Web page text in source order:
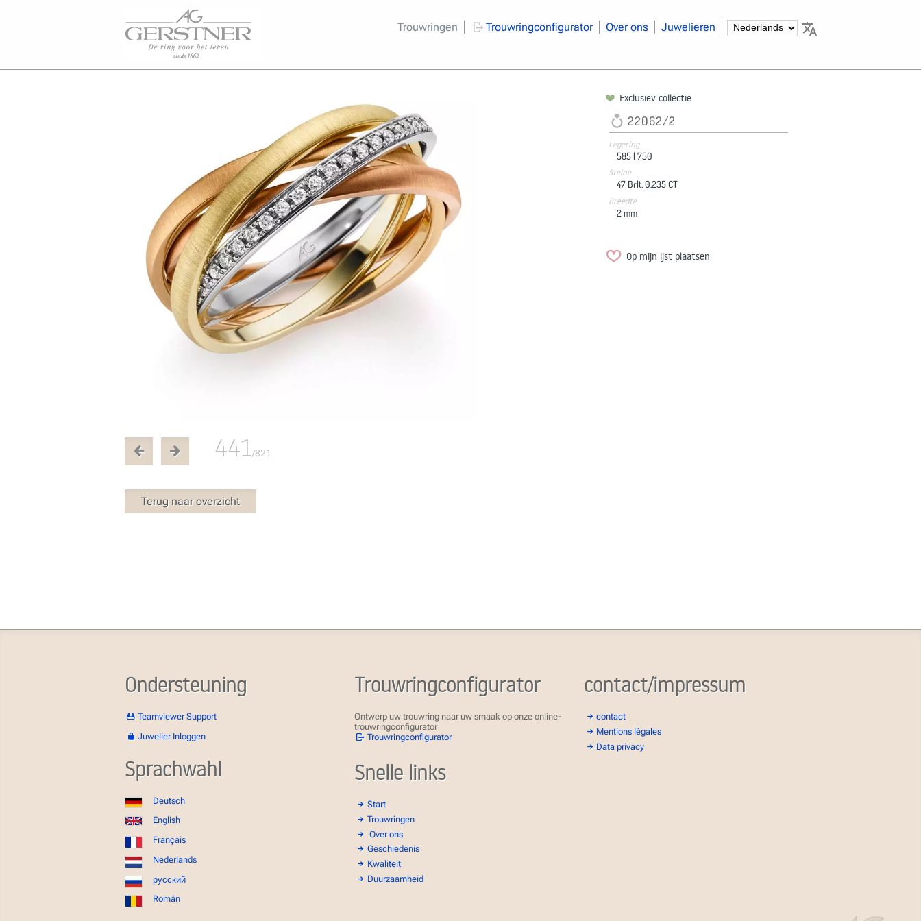
Trouwringen Trouwringconfigurator Over ons Juwelieren
441/821
Terug naar overzicht
Exclusiev collectie
22062/2
Legering
585 | 750
Steine
47 Brlt. 0,235 CT
Breedte
2 mm
Op mijn ijst plaatsen
Ondersteuning
Teamviewer Support
Juwelier Inloggen
Sprachwahl
Deutsch
English
Français
Nederlands
русский
Român
Trouwringconfigurator
Ontwerp uw trouwring naar uw smaak op onze online-
trouwringconfigurator
Trouwringconfigurator
Snelle links
Start
Trouwringen
Over ons
Geschiedenis
Kwaliteit
Duurzaamheid
contact/impressum
contact
Mentions légales
Data privacy